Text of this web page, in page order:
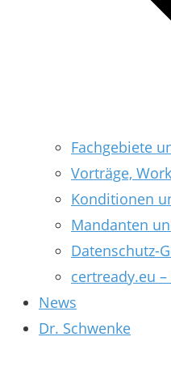
Fachgebiete
Vorträge,
Konditionen
Mandanten
Datenschutz-
certready.eu
News
Dr. Schwenke